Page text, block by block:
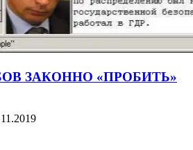
ЗАКОННО «ПРОБИТЬ»